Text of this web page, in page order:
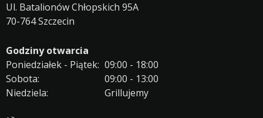
Ul. Batalionów Chłopskich 95A
70-764 Szczecin
Godziny otwarcia
Poniedziałek - Piątek: 09:00 - 18:00
Sobota:
09:00 - 13:00
Niedziela:
Grillujemy